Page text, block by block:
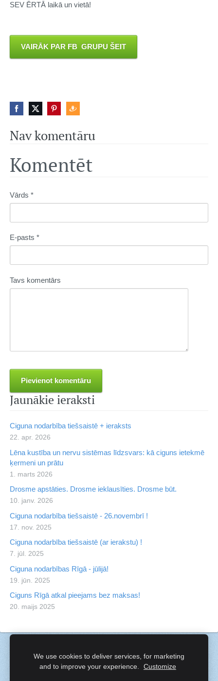
Jaunākie ieraksti
Ciguna nodarbība tiešsaistē + ieraksts
22. apr. 2026
Lēna kustība un nervu sistēmas līdzsvars: kā ciguns ietekmē
ķermeni un prātu
1. marts 2026
Drosme apstāties. Drosme ieklausīties. Drosme būt.
10. janv. 2026
Ciguna nodarbība tiešsaistē - 26.novembrī !
17. nov. 2025
Ciguna nodarbība tiešsaistē (ar ierakstu) !
7. jūl. 2025
Ciguna nodarbības Rīgā - jūlijā!
19. jūn. 2025
Ciguns Rīgā atkal pieejams bez maksas!
20. maijs 2025
SEV ĒRTĀ laikā un vietā!
VAIRĀK PAR FB GRUPU ŠEIT
Nav komentāru
Komentēt
Vārds *
E-pasts *
Tavs komentārs
We use cookies to deliver services, for marketing
and to improve your experience.
Customize